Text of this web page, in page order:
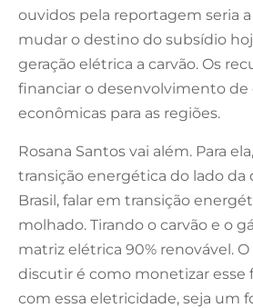
ouvidos pela reportagem seria
mudar o destino do subsídio
geração elétrica a carvão. Os
financiar o desenvolvimento de
econômicas para as regiões.
Rosana Santos vai além. Para
transição energética do lado da
Brasil, falar em transição
molhado. Tirando o carvão e o
matriz elétrica 90% renovável.
discutir é como monetizar esse
com essa eletricidade, seja um